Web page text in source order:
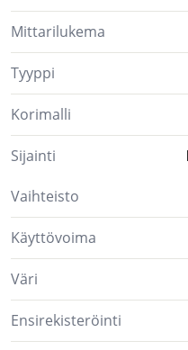
Mittarilukema
Tyyppi
Korimalli
Sijainti
Vaihteisto
Käyttövoima
Väri
Ensirekisteröinti